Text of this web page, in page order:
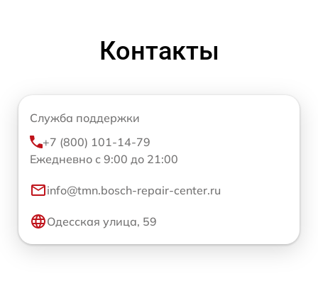
Контакты
Служба поддержки
+7 (800) 101-14-79
Ежедневно с 9:00 до 21:00
info@tmn.bosch-repair-center.ru
Одесская улица, 59